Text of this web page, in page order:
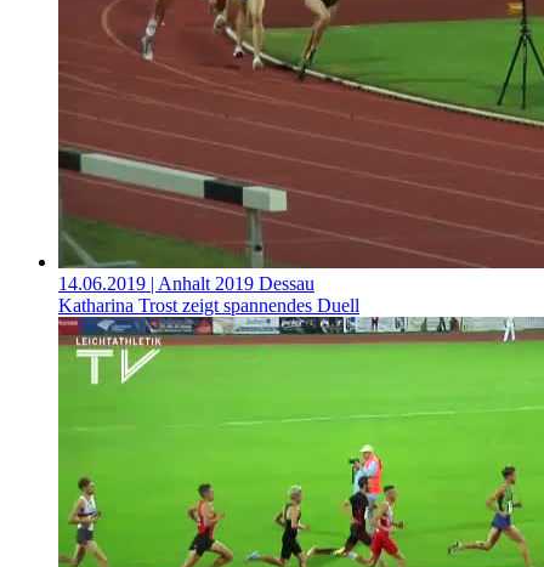
14.06.2019 | Anhalt 2019 Dessau
Katharina Trost zeigt spannendes Duell